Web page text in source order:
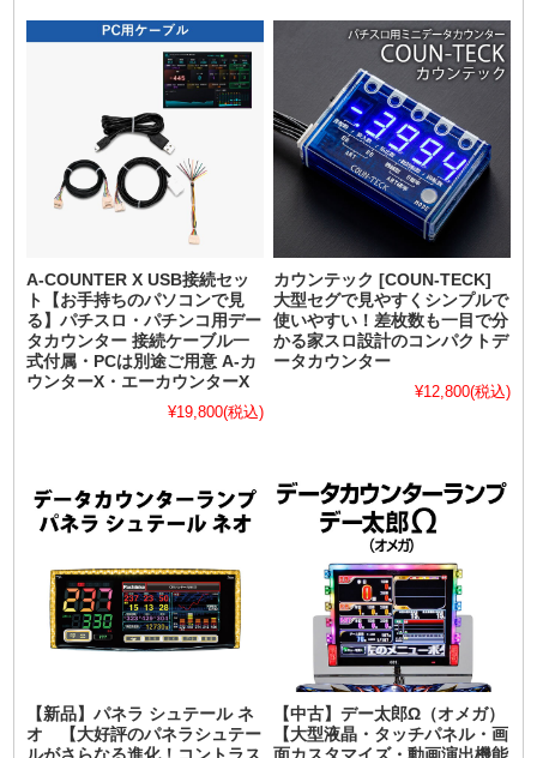
A-COUNTER X USB接続セッ
ト【お手持ちのパソコンで見
る】パチスロ・パチンコ用デー
タカウンター 接続ケーブル一
式付属・PCは別途ご用意 A-カ
ウンターX・エーカウンターX
¥19,800(税込)
カウンテック [COUN-TECK]
大型セグで見やすくシンプルで
使いやすい！差枚数も一目で分
かる家スロ設計のコンパクトデ
ータカウンター
¥12,800(税込)
【新品】パネラ シュテール ネ
オ 【大好評のパネラシュテー
【中古】デー太郎Ω（オメガ）
【大型液晶・タッチパネル・画